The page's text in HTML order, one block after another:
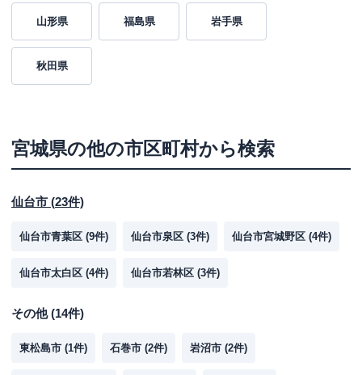
山形県 福島県 岩手県
秋田県
宮城県の他の市区町村から検索
仙台市 (23件)
仙台市青葉区 (9件) 仙台市泉区 (3件) 仙台市宮城野区 (4件)
仙台市太白区 (4件) 仙台市若林区 (3件)
その他(14件)
東松島市 (1件) 石巻市 (2件) 岩沼市 (2件)